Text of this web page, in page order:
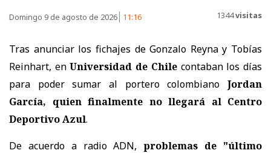
Domingo 9 de agosto de 2026 11:16 1344visitas
Tras anunciar los fichajes de Gonzalo Reyna y Tobías
Reinhart, enUniversidad de Chilecontaban los días
para poder sumar al portero colombiano Jordan
García, quien finalmente no llegará al Centro
Deportivo Azul.
De acuerdo a radio ADN,problemas de "último